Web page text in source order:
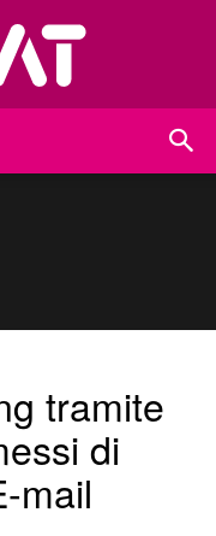
tramite
di
mail